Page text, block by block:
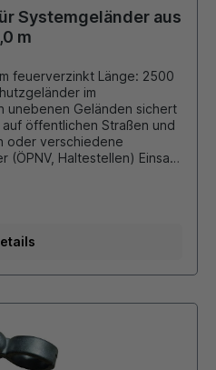
Systemgeländer aus
m
feuerverzinkt Länge: 2500
unebenen Geländen sichert
öffentlichen Straßen und
oder verschiedene
(ÖPNV, Haltestellen) Einsatz
sind verbunden durch
und
Sperrgutzuschlag in Höhe